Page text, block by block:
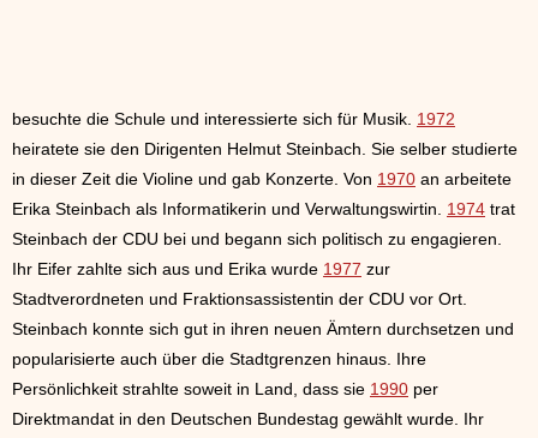
besuchte die Schule und interessierte sich für Musik. 1972
heiratete sie den Dirigenten Helmut Steinbach. Sie selber studierte
in dieser Zeit die Violine und gab Konzerte. Von 1970 an arbeitete
Erika Steinbach als Informatikerin und Verwaltungswirtin. 1974 trat
Steinbach der CDU bei und begann sich politisch zu engagieren.
Ihr Eifer zahlte sich aus und Erika wurde 1977 zur
Stadtverordneten und Fraktionsassistentin der CDU vor Ort.
Steinbach konnte sich gut in ihren neuen Ämtern durchsetzen und
popularisierte auch über die Stadtgrenzen hinaus. Ihre
Persönlichkeit strahlte soweit in Land, dass sie 1990 per
Direktmandat in den Deutschen Bundestag gewählt wurde. Ihr